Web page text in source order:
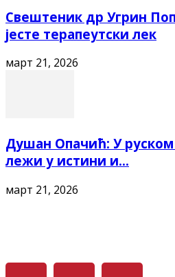
Свештеник др Угрин
јесте терапеутски лек
март 21, 2026
Душан Опачић: У
лежи у истини и...
март 21, 2026